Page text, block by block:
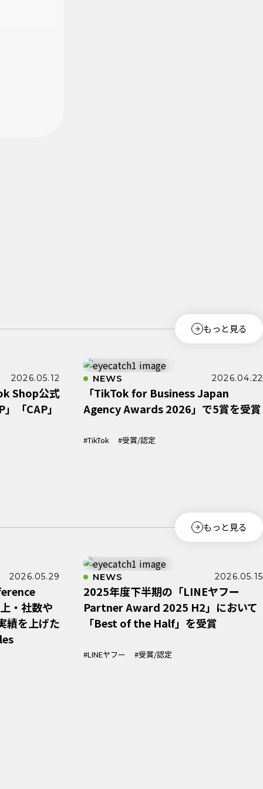
もっと見る
2026.05.12
Shop公式
「CAP」
NEWS 2026.04.22
「TikTok for Business Japan
Agency Awards 2026」で5賞を受賞
#TikTok #受賞/認定
もっと見る
2026.05.29
・社数や
績を上げた
NEWS 2026.05.15
2025年度下半期の「LINEヤフー
Partner Award 2025 H2」において
「Best of the Half」を受賞
#LINEヤフー #受賞/認定